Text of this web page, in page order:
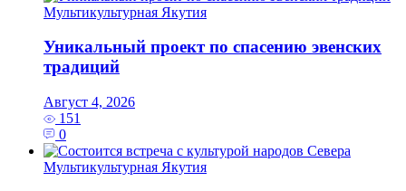
Мультикультурная Якутия
Уникальный проект по спасению эвенских
традиций
Август 4, 2026
151
0
Мультикультурная Якутия